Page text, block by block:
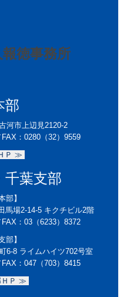
部
河市上辺見2120-2
FAX：0280（32）9559
Ｐ ≫
千葉支部
部】
馬場2-14-5 キクチビル2階
FAX： 03（6233）8372
部】
6-8 ライムハイツ702号室
FAX：047（703）8415
ＨＰ ≫